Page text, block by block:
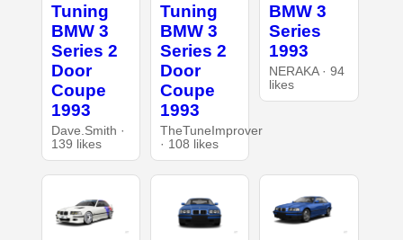
Tuning
BMW 3
Series 2
Door
Coupe
1993
Dave.Smith ·
139 likes
Tuning
BMW 3
Series 2
Door
Coupe
1993
TheTuneImprover
· 108 likes
BMW 3
Series
1993
NERAKA · 94
likes